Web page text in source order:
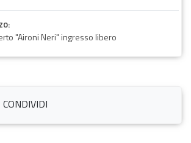
"Aironi Neri" ingresso libero
CONDIVIDI